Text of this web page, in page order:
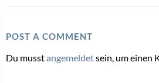
POST A COMMENT
Du musstangemeldetsein, um einen